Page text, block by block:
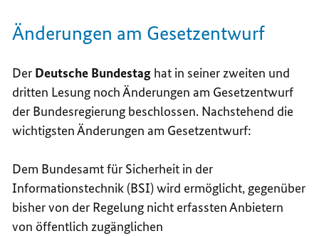
Änderungen am Gesetzentwurf
Der Deutsche Bundestag hat in seiner zweiten und
dritten Lesung noch Änderungen am Gesetzentwurf
der Bundesregierung beschlossen. Nachstehend die
wichtigsten Änderungen am Gesetzentwurf:
Dem Bundesamt für Sicherheit in der
Informationstechnik (BSI) wird ermöglicht, gegenüber
bisher von der Regelung nicht erfassten Anbietern
von öffentlich zugänglichen